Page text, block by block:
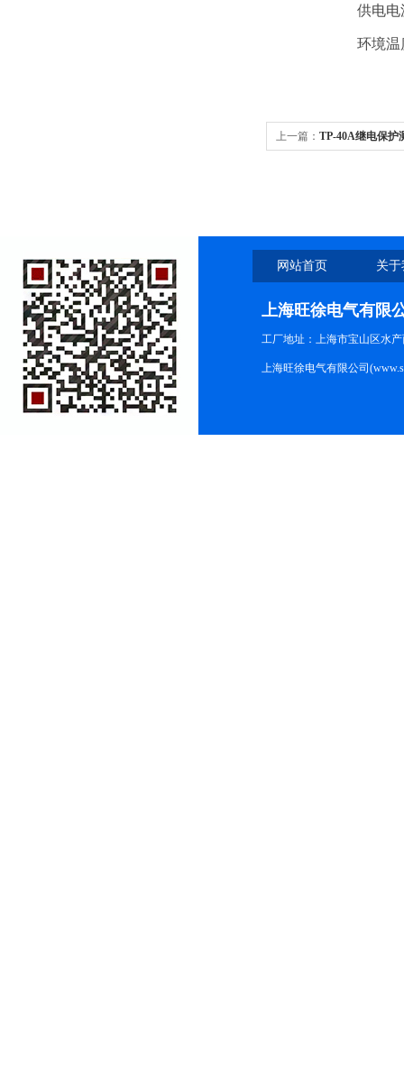
供电电
环境温
上一篇： TP-40A继电保护
网站首页 关
上海旺徐电气有限
工厂地址：上海市宝山区水产
上海旺徐电气有限公司